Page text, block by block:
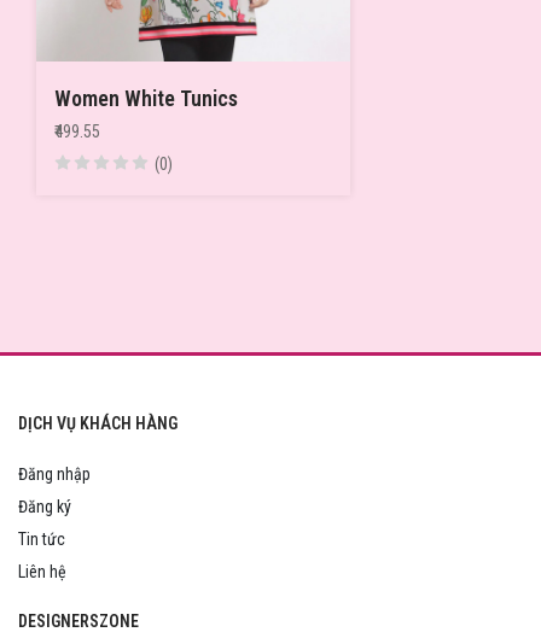
Women White Tunics
₹499.55
(0)
DỊCH VỤ KHÁCH HÀNG
Đăng nhập
Đăng ký
Tin tức
Liên hệ
DESIGNERSZONE